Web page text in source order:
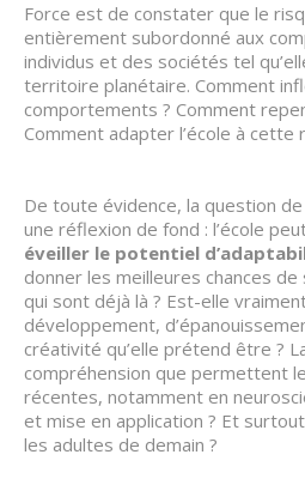
Force est de constater que le
entièrement subordonné aux
individus et des sociétés tel
territoire planétaire. Comment
comportements ? Comment
Comment adapter l’école à cette
De toute évidence, la question
une réflexion de fond : l’école
éveiller le potentiel
donner les meilleures chances
qui sont déjà là ? Est-elle
développement,
créativité qu’elle prétend être ?
compréhension que permettent
récentes, notamment en
et mise en application ? Et
les adultes de demain ?